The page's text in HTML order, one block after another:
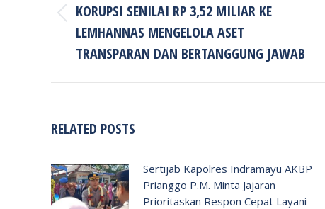
Previous
post:
KORUPSI SENILAI RP 3,52 MILIAR KE
LEMHANNAS MENGELOLA ASET
TRANSPARAN DAN BERTANGGUNG JAWAB
RELATED POSTS
Sertijab Kapolres Indramayu AKBP
Prianggo P.M. Minta Jajaran
Prioritaskan Respon Cepat Layani